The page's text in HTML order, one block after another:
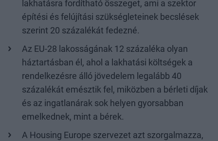
lakhatásra fordítható összeget, ami a szektor
építési és felújítási szükségleteinek becslések
szerint 20 százalékát fedezné.
Az EU-28 lakosságának 12 százaléka olyan
háztartásban él, ahol a lakhatási költségek a
rendelkezésre álló jövedelem legalább 40
százalékát emésztik fel, miközben a bérleti díjak
és az ingatlanárak sok helyen gyorsabban
emelkednek, mint a bérek.
A Housing Europe szervezet azt szorgalmazza,